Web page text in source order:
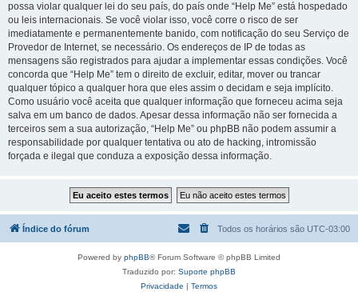
possa violar qualquer lei do seu país, do país onde “Help Me” está hospedado
ou leis internacionais. Se você violar isso, você corre o risco de ser
imediatamente e permanentemente banido, com notificação do seu Serviço de
Provedor de Internet, se necessário. Os endereços de IP de todas as
mensagens são registrados para ajudar a implementar essas condições. Você
concorda que “Help Me” tem o direito de excluir, editar, mover ou trancar
qualquer tópico a qualquer hora que eles assim o decidam e seja implícito.
Como usuário você aceita que qualquer informação que forneceu acima seja
salva em um banco de dados. Apesar dessa informação não ser fornecida a
terceiros sem a sua autorização, “Help Me” ou phpBB não podem assumir a
responsabilidade por qualquer tentativa ou ato de hacking, intromissão
forçada e ilegal que conduza a exposição dessa informação.
Índice do fórum Todos os horários são UTC-03:00
Powered by phpBB® Forum Software © phpBB Limited
Traduzido por: Suporte phpBB
Privacidade | Termos